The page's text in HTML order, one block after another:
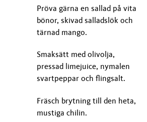
Pröva gärna en sallad på vita
bönor, skivad salladslök och
tärnad mango.
Smaksätt med olivolja,
pressad limejuice, nymalen
svartpeppar och flingsalt.
Fräsch brytning till den heta,
mustiga chilin.